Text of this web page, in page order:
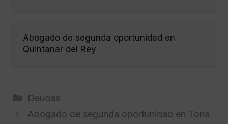
Abogado de segunda oportunidad en
Quintanar del Rey
Categorías
Deudas
Abogado de segunda oportunidad en Tona